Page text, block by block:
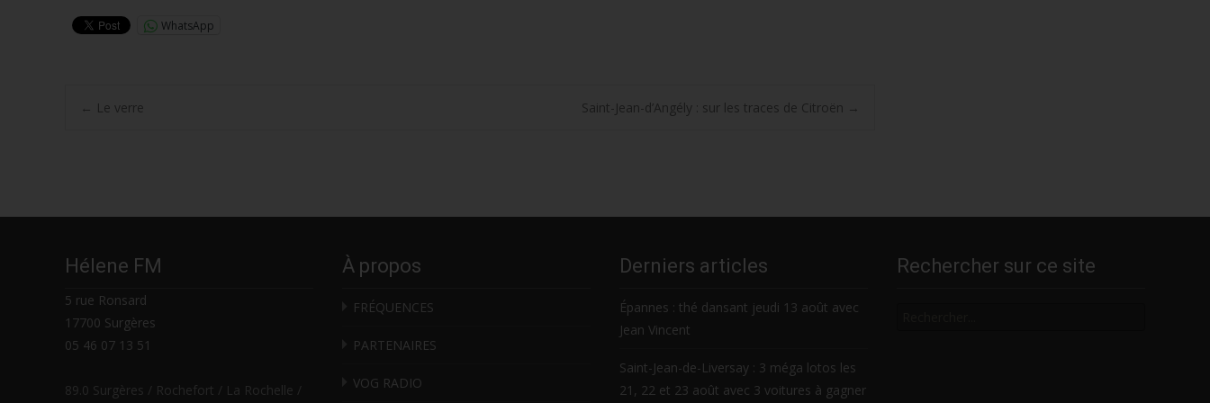
WhatsApp
Post
← Le verre Saint-Jean-d’Angély : sur les traces de Citroën →
Hélene FM
5 rue Ronsard
17700 Surgères
05 46 07 13 51
89.0 Surgères / Rochefort / La Rochelle /
À propos
FRÉQUENCES
PARTENAIRES
VOG RADIO
Derniers articles
Épannes : thé dansant jeudi 13 août avec
Jean Vincent
Saint-Jean-de-Liversay : 3 méga lotos les
21, 22 et 23 août avec 3 voitures à gagner
Rechercher sur ce site